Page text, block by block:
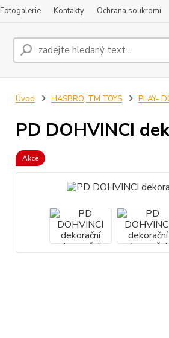
Fotogalerie Kontakty Ochrana soukromí
Úvod HASBRO, TM TOYS PLAY-
PD DOHVINCI
Akce